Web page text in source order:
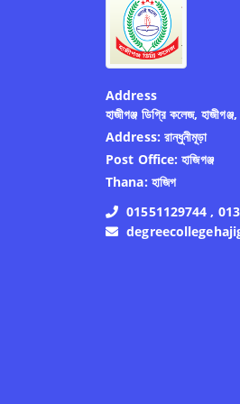
Address
হাজীগঞ্জ ডিগ্রি কলেজ,
Address: রান্ধুনীমূড়া
Post Office: হাজিগঞ্জ
Thana: হাজিগ
01551129744 ,